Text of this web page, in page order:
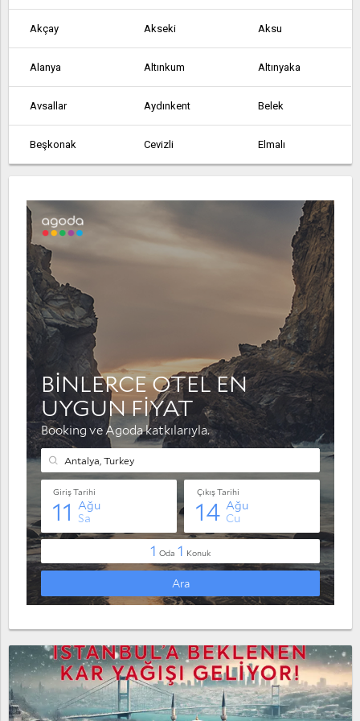
Akçay Akseki Aksu
Alanya Altınkum Altınyaka
Avsallar Aydınkent Belek
Beşkonak Cevizli Elmalı
Göynük Güneycik
İmecik Kaş
Kemer Köprülü
Korkuteli Manavgat
Muratpaşa Serik Taşağıl
Yaylaalan Konyaaltı